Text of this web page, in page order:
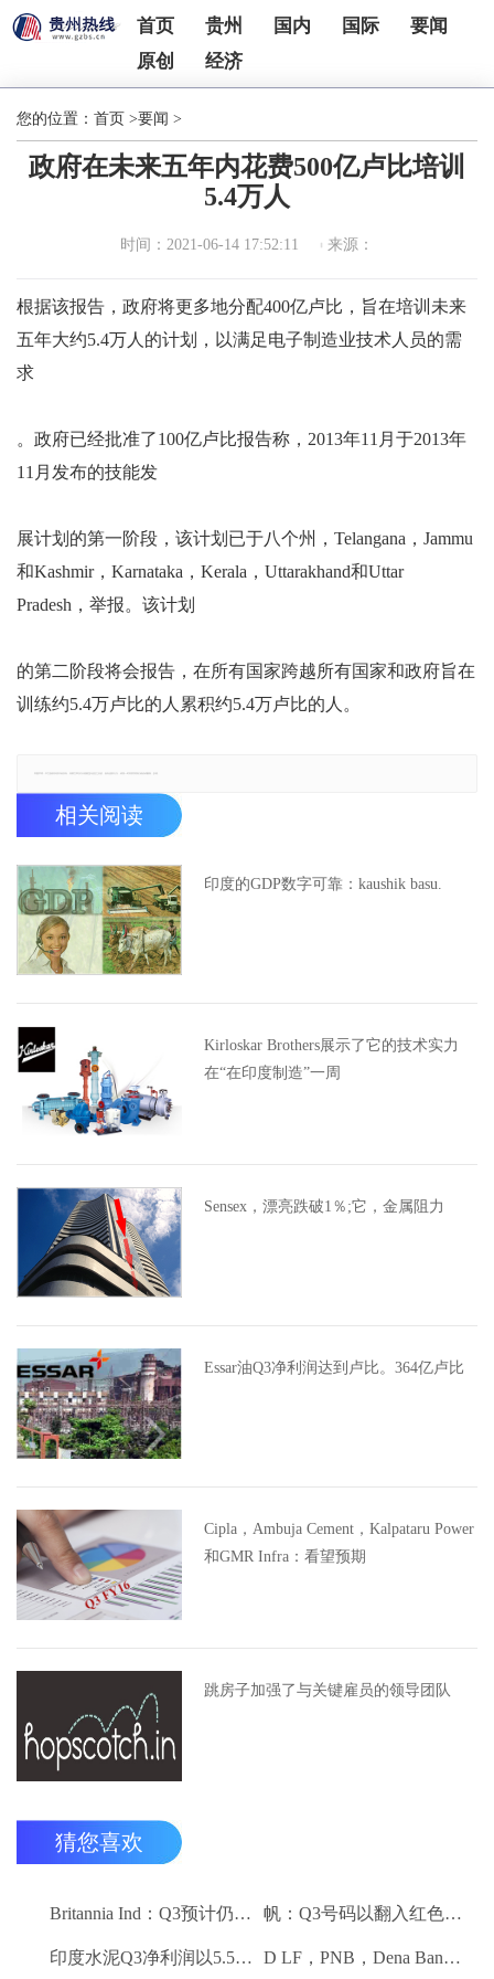
首页 贵州 国内 国际
要闻
原创
经济
您的位置： 首页 >要闻 >
政府在未来五年内花费500亿卢比培训
5.4万人
时间：2021-06-14 17:52:11 来源：
根据该报告，政府将更多地分配400亿卢比，旨在培训未来
五年大约5.4万人的计划，以满足电子制造业技术人员的需
求
。政府已经批准了100亿卢比报告称，2013年11月于2013年
11月发布的技能发
展计划的第一阶段，该计划已于八个州，Telangana，Jammu
和Kashmir，Karnataka，Kerala，Uttarakhand和Uttar
Pradesh，举报。该计划
的第二阶段将会报告，在所有国家跨越所有国家和政府旨在
训练约5.4万卢比的人累积约5.4万卢比的人。
相关阅读
印度的GDP数字可靠：kaushik basu.
Kirloskar Brothers展示了它的技术实力
在“在印度制造”一周
Sensex，漂亮跌破1％;它，金属阻力
Essar油Q3净利润达到卢比。364亿卢比
Cipla，Ambuja Cement，Kalpataru Power
和GMR Infra：看望预期
跳房子加强了与关键雇员的领导团队
猜您喜欢
Britannia Ind：Q3预计仍然保持强劲 帆：Q3号码以翻入红色领域
印度水泥Q3净利润以5.5卢比;销量下降10.3％ D LF，PNB，Dena Bank达到52周低